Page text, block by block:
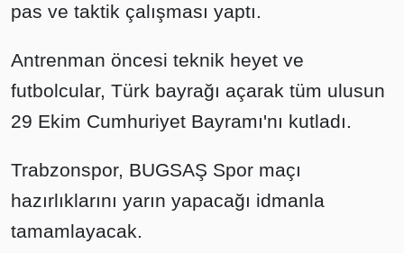
pas ve taktik çalışması yaptı.
Antrenman öncesi teknik heyet ve
futbolcular, Türk bayrağı açarak tüm ulusun
29 Ekim Cumhuriyet Bayramı'nı kutladı.
Trabzonspor, BUGSAŞ Spor maçı
hazırlıklarını yarın yapacağı idmanla
tamamlayacak.